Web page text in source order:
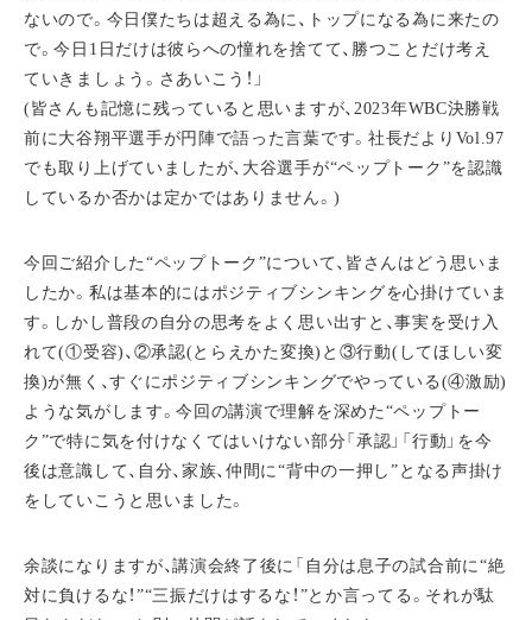
ないので。今日僕たちは超える為に、トップになる為に来たの
で。今日1日だけは彼らへの憧れを捨てて、勝つことだけ考え
ていきましょう。さあいこう！」
(皆さんも記憶に残っていると思いますが、2023年WBC決勝戦
前に大谷翔平選手が円陣で語った言葉です。社長だよりVol.97
でも取り上げていましたが、大谷選手が“ペップトーク”を認識
しているか否かは定かではありません。)
今回ご紹介した“ペップトーク”について、皆さんはどう思いま
したか。私は基本的にはポジティブシンキングを心掛けていま
す。しかし普段の自分の思考をよく思い出すと、事実を受け入
れて(①受容)、②承認(とらえかた変換)と③行動(してほしい変
換)が無く、すぐにポジティブシンキングでやっている(④激励)
ような気がします。今回の講演で理解を深めた“ペップトー
ク”で特に気を付けなくてはいけない部分「承認」「行動」を今
後は意識して、自分、家族、仲間に“背中の一押し”となる声掛け
をしていこうと思いました。
余談になりますが、講演会終了後に「自分は息子の試合前に“絶
対に負けるな！”“三振だけはするな！”とか言ってる。それが駄